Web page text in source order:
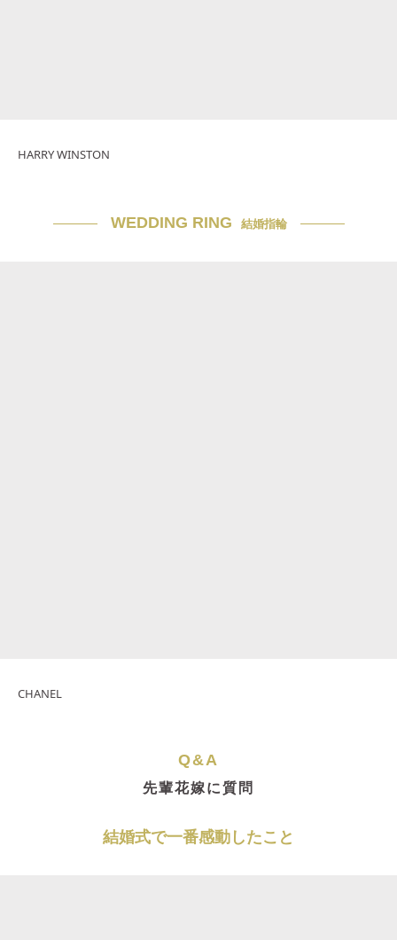
HARRY WINSTON
WEDDING RING 結婚指輪
CHANEL
Q&A
先輩花嫁に質問
結婚式で一番感動したこと